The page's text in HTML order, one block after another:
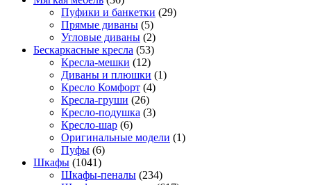
Пуфики и банкетки (29)
Прямые диваны (5)
Угловые диваны (2)
Бескаркасные кресла (53)
Кресла-мешки (12)
Диваны и плюшки (1)
Кресло Комфорт (4)
Кресла-груши (26)
Кресло-подушка (3)
Кресло-шар (6)
Оригинальные модели (1)
Пуфы (6)
Шкафы (1041)
Шкафы-пеналы (234)